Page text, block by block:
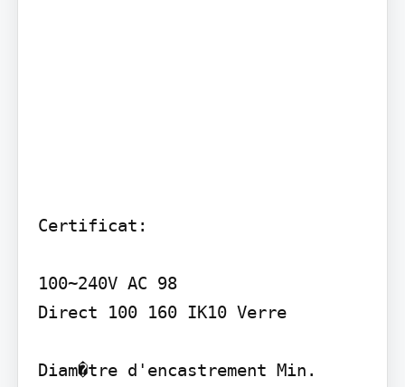
Certificat:
100~240V AC 98
Direct 100 160 IK10 Verre
Diam�tre d'encastrement Min.